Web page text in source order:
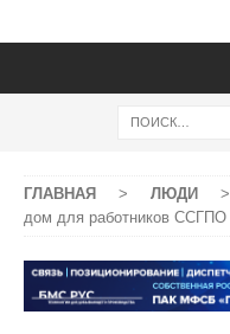
ГЛАВНАЯ > ЛЮДИ >
дом для работников ССГПО